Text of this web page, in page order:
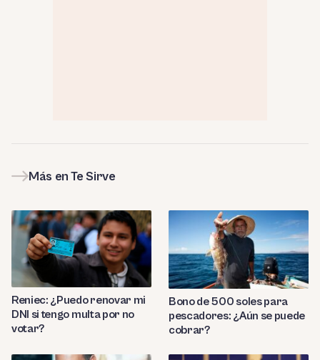
Más en Te Sirve
Reniec: ¿Puedo renovar mi
DNI si tengo multa por no
votar?
Bono de 500 soles para
pescadores: ¿Aún se puede
cobrar?